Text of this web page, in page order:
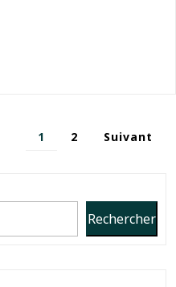
1 2 Suivant
Rechercher